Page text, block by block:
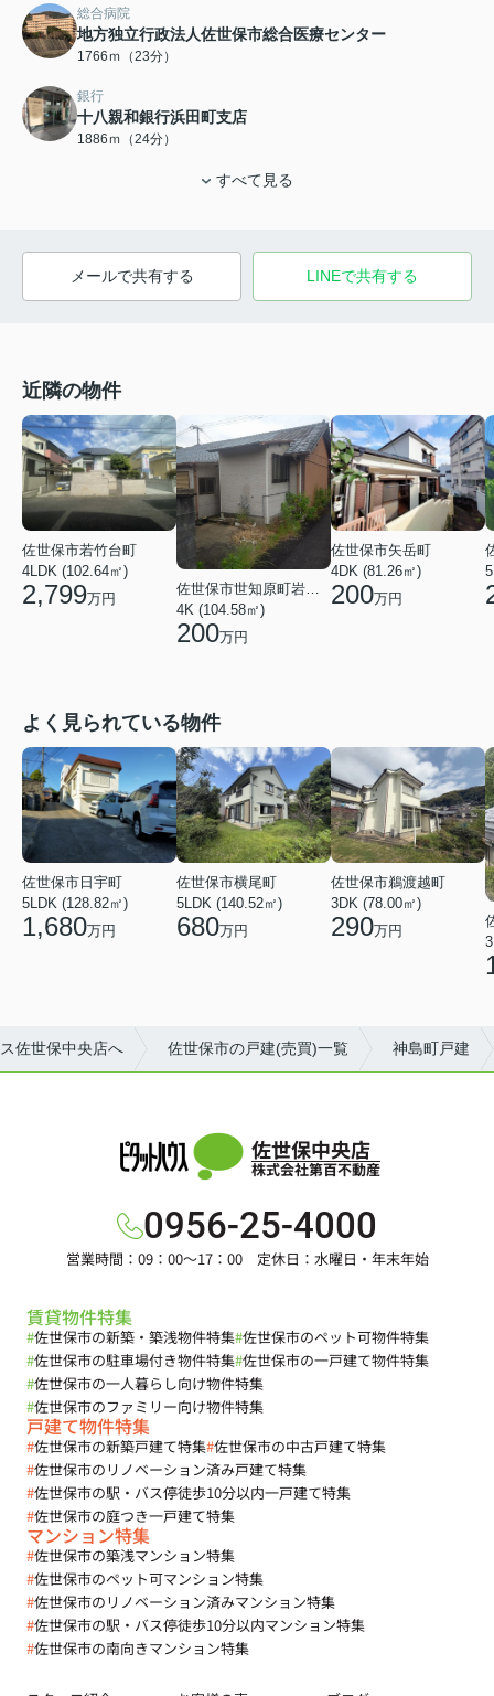
総合病院
地方独立行政法人佐世保市総合医療センター
1766ｍ（23分）
銀行
十八親和銀行浜田町支店
1886ｍ（24分）
すべて見る
メールで共有する LINEで共有する
近隣の物件
佐世保市若竹台町
4LDK (102.64㎡)
2,799万円
4K (104.58㎡)
200万円
佐世保市矢岳町
4DK (81.26㎡)
200万円
よく見られている物件
佐世保市日宇町
5LDK (128.82㎡)
1,680万円
佐世保市横尾町
5LDK (140.52㎡)
680万円
佐世保市鵜渡越町
3DK (78.00㎡)
290万円
佐世保中央店へ 佐世保市の戸建(売買)一覧 神島町戸建
佐世保中央店
株式会社第百不動産
0956-25-4000
営業時間：09：00～17：00 定休日：水曜日・年末年始
賃貸物件特集
#佐世保市の新築・築浅物件特集#佐世保市のペット可物件特集
#佐世保市の駐車場付き物件特集#佐世保市の一戸建て物件特集
#佐世保市の一人暮らし向け物件特集
#佐世保市のファミリー向け物件特集
戸建て物件特集
#佐世保市の新築戸建て特集#佐世保市の中古戸建て特集
#佐世保市のリノベーション済み戸建て特集
#佐世保市の駅・バス停徒歩10分以内一戸建て特集
#佐世保市の庭つき一戸建て特集
マンション特集
#佐世保市の築浅マンション特集
#佐世保市のペット可マンション特集
#佐世保市のリノベーション済みマンション特集
#佐世保市の駅・バス停徒歩10分以内マンション特集
#佐世保市の南向きマンション特集